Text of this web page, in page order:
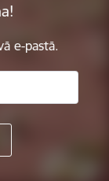
e-pastā.